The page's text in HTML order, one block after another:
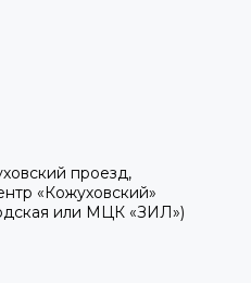
проезд,
«Кожуховский»
или МЦК «ЗИЛ»)